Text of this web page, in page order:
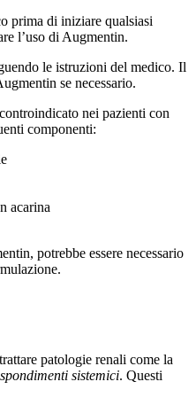
prima di iniziare qualsiasi
l’uso di Augmentin.
le istruzioni del medico. Il
se necessario.
nei pazienti con
componenti:
acarina
potrebbe essere necessario
patologie renali come la
spondimenti sistemici. Questi